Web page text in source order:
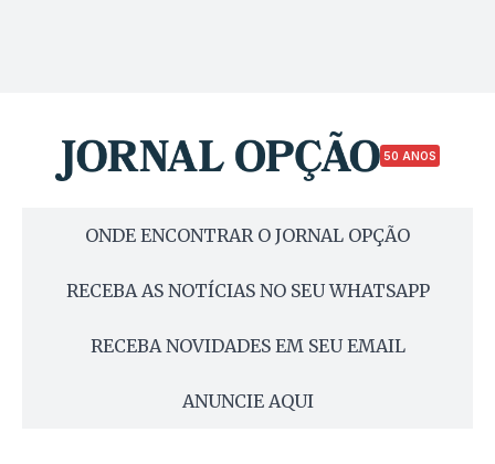
50 ANOS
ONDE ENCONTRAR O JORNAL OPÇÃO
RECEBA AS NOTÍCIAS NO SEU WHATSAPP
RECEBA NOVIDADES EM SEU EMAIL
ANUNCIE AQUI